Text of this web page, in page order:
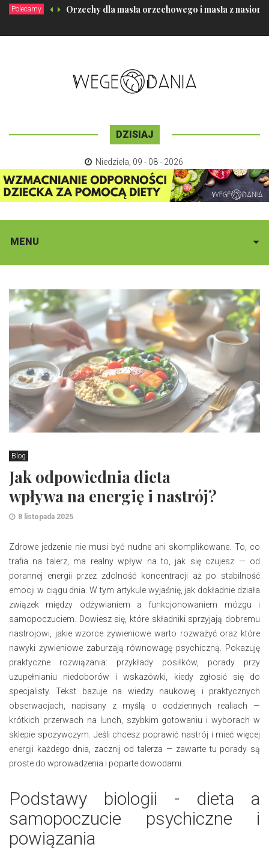
Polecamy Orzechy dla masła orzechowego i masła z nasion!
DZISIAJ
Niedziela 09 - 08 - 2026
MENU
Blog
Jak odpowiednia dieta
wpływa na energię i nastrój?
8 listopada 2025
Zdrowe jedzenie nie musi być nudne ani skomplikowane. To, co
trafia na talerz, ma realny wpływ na to, jak się czujesz — od
porannej energii przez zdolność koncentracji aż po stabilność
emocji w ciągu dnia. W tym artykule wyjaśnię, jak dokładnie działa
związek między odżywianiem a funkcjonowaniem mózgu i
samopoczuciem. Dowiesz się, które składniki sprzyjają dobremu
nastrojowi, jakie wzorce żywieniowe warto rozważyć oraz które
nawyki żywieniowe zaburzają równowagę psychiczną. Pokazuję
praktyczne rozwiązania: przykłady posiłków, porady przy
uzupełnianiu niedoborów i wskazówki, kiedy zgłosić się do
specjalisty. Tekst bazuje na wiedzy naukowej i praktycznych
obserwacjach, napisany z myślą o codziennych realiach —
krótkich przerwach na lunch, szybkim gotowaniu i wyborach w
sklepie spożywczym. Jeśli chcesz poprawić nastrój i mieć więcej
energii każdego dnia, zacznij od talerza — zawarte tu porady są
proste do wprowadzenia i poparte dowodami.
Podstawy biologii - dieta a
samopoczucie psychiczne i
powiązania